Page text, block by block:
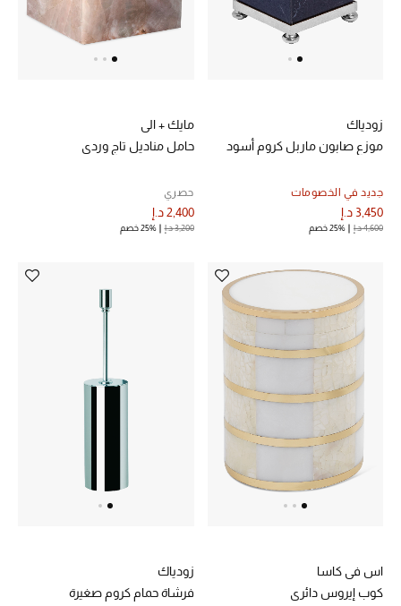
زودياك
موزع صابون ماربل كروم أسود
جديد في الخصومات
3,450 د.إ
4,600 د.إ 25% خصم
مايك + الي
حامل مناديل تاج وردي
حصري
2,400 د.إ
3,200 د.إ 25% خصم
اس في كاسا
كوب إيروس دائري
زودياك
فرشاة حمام كروم صغيرة